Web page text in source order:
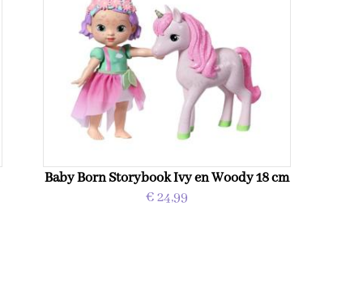
Baby Born Storybook Ivy en Woody 18 cm
€ 24,99